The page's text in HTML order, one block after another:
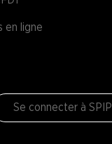
en ligne
Se connecter à SPIP